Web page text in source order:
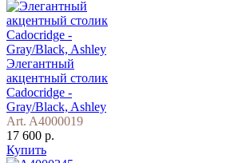
Элегантный
акцентный столик
Cadocridge -
Gray/Black, Ashley
Art. A4000019
17 600 р.
Купить